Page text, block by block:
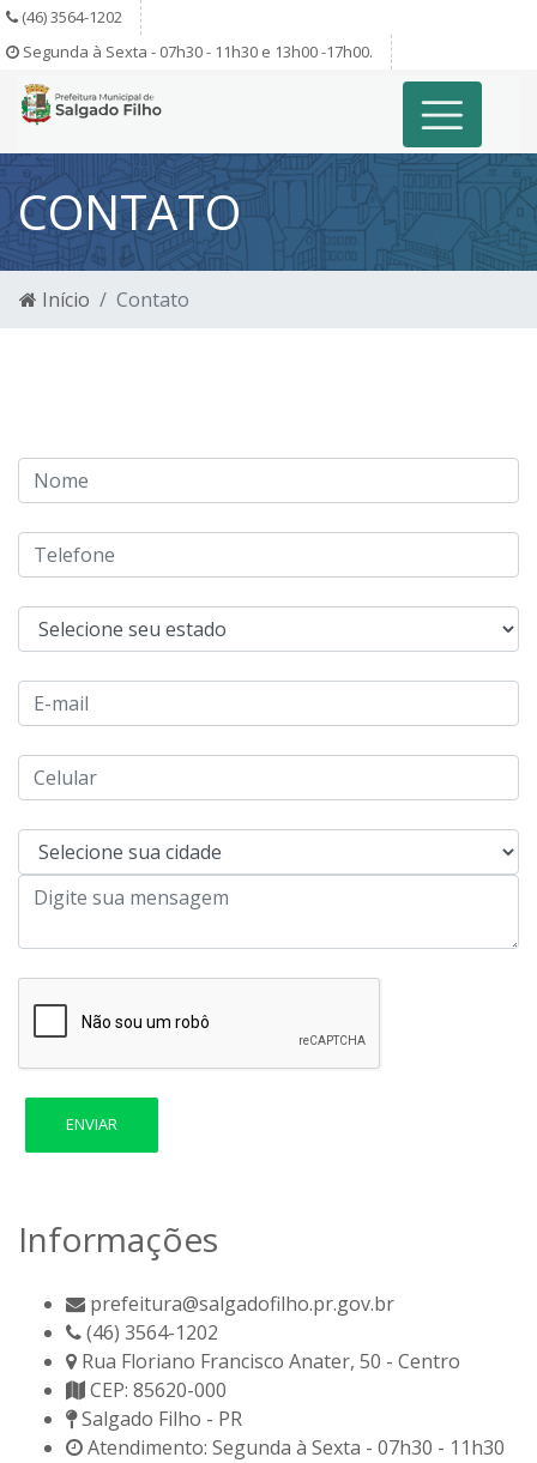
(46) 3564-1202
Segunda à Sexta - 07h30 - 11h30 e 13h00 -17h00.
CONTATO
Início Contato
ENVIAR
Informações
prefeitura@salgadofilho.pr.gov.br
(46) 3564-1202
Rua Floriano Francisco Anater, 50 - Centro
CEP: 85620-000
Salgado Filho - PR
Atendimento: Segunda à Sexta - 07h30 - 11h30